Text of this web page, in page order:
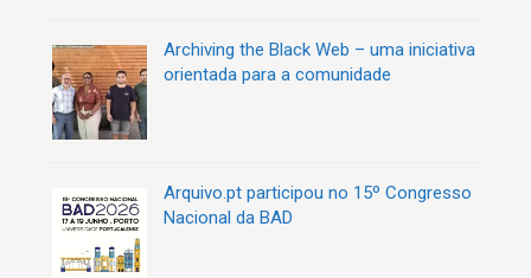
Archiving the Black Web – uma iniciativa
orientada para a comunidade
Arquivo.pt participou no 15º Congresso
Nacional da BAD